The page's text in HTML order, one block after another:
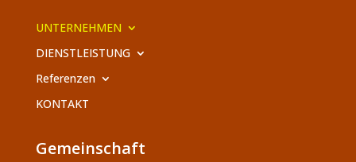
UNTERNEHMEN
DIENSTLEISTUNG
Referenzen
KONTAKT
Gemeinschaft